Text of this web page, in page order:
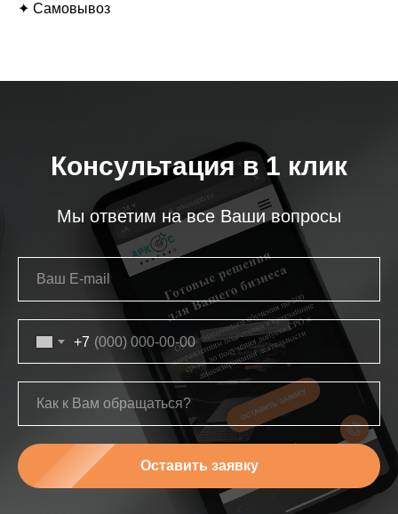
✦ Самовывоз
Консультация в 1 клик
Мы ответим на все Ваши вопросы
+7
Оставить заявку